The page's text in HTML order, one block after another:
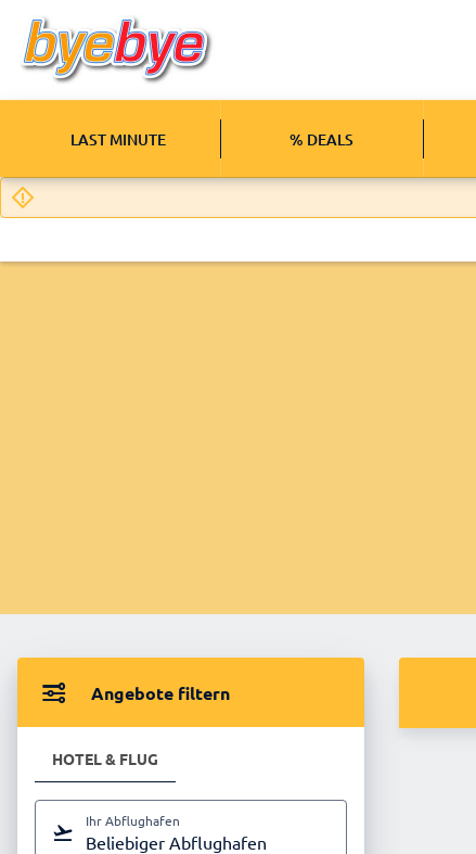
LAST MINUTE % DEALS
Angebote filtern
HOTEL & FLUG
Ihr Abflughafen
Beliebiger Abflughafen